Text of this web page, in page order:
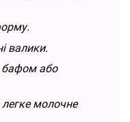
валики.
бафом або
молочне